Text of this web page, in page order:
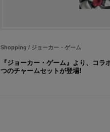
Shopping / ジョーカー・ゲーム
『ジョーカー・ゲーム』より、コラ
つのチャームセットが登場!